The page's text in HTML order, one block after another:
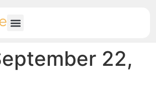
22,